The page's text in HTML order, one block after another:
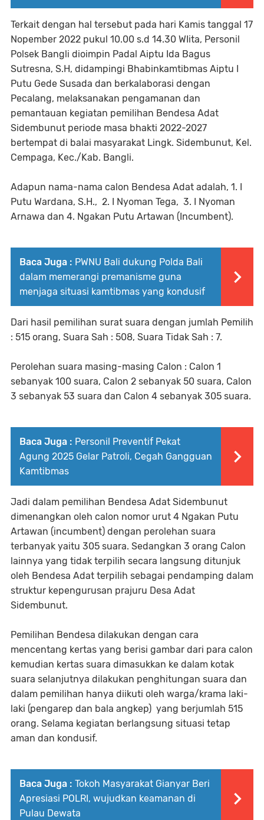
Terkait dengan hal tersebut pada hari Kamis tanggal 17
Nopember 2022 pukul 10.00 s.d 14.30 WIita, Personil
Polsek Bangli dioimpin Padal Aiptu Ida Bagus
Sutresna, S.H, didampingi Bhabinkamtibmas Aiptu I
Putu Gede Susada dan berkalaborasi dengan
Pecalang, melaksanakan pengamanan dan
pemantauan kegiatan pemilihan Bendesa Adat
Sidembunut periode masa bhakti 2022-2027
bertempat di balai masyarakat Lingk. Sidembunut, Kel.
Cempaga, Kec./Kab. Bangli.
Adapun nama-nama calon Bendesa Adat adalah, 1. I
Putu Wardana, S.H., 2. I Nyoman Tega, 3. I Nyoman
Arnawa dan 4. Ngakan Putu Artawan (Incumbent).
Baca Juga : PWNU Bali dukung Polda Bali
dalam memerangi premanisme guna
menjaga situasi kamtibmas yang kondusif
Dari hasil pemilihan surat suara dengan jumlah Pemilih
: 515 orang, Suara Sah : 508, Suara Tidak Sah : 7.
Perolehan suara masing-masing Calon : Calon 1
sebanyak 100 suara, Calon 2 sebanyak 50 suara, Calon
3 sebanyak 53 suara dan Calon 4 sebanyak 305 suara.
Baca Juga : Personil Preventif Pekat
Agung 2025 Gelar Patroli, Cegah Gangguan
Kamtibmas
Jadi dalam pemilihan Bendesa Adat Sidembunut
dimenangkan oleh calon nomor urut 4 Ngakan Putu
Artawan (incumbent) dengan perolehan suara
terbanyak yaitu 305 suara. Sedangkan 3 orang Calon
lainnya yang tidak terpilih secara langsung ditunjuk
oleh Bendesa Adat terpilih sebagai pendamping dalam
struktur kepengurusan prajuru Desa Adat
Sidembunut.
Pemilihan Bendesa dilakukan dengan cara
mencentang kertas yang berisi gambar dari para calon
kemudian kertas suara dimasukkan ke dalam kotak
suara selanjutnya dilakukan penghitungan suara dan
dalam pemilihan hanya diikuti oleh warga/krama laki-
laki (pengarep dan bala angkep) yang berjumlah 515
orang. Selama kegiatan berlangsung situasi tetap
aman dan kondusif.
Baca Juga : Tokoh Masyarakat Gianyar Beri
Apresiasi POLRI, wujudkan keamanan di
Pulau Dewata